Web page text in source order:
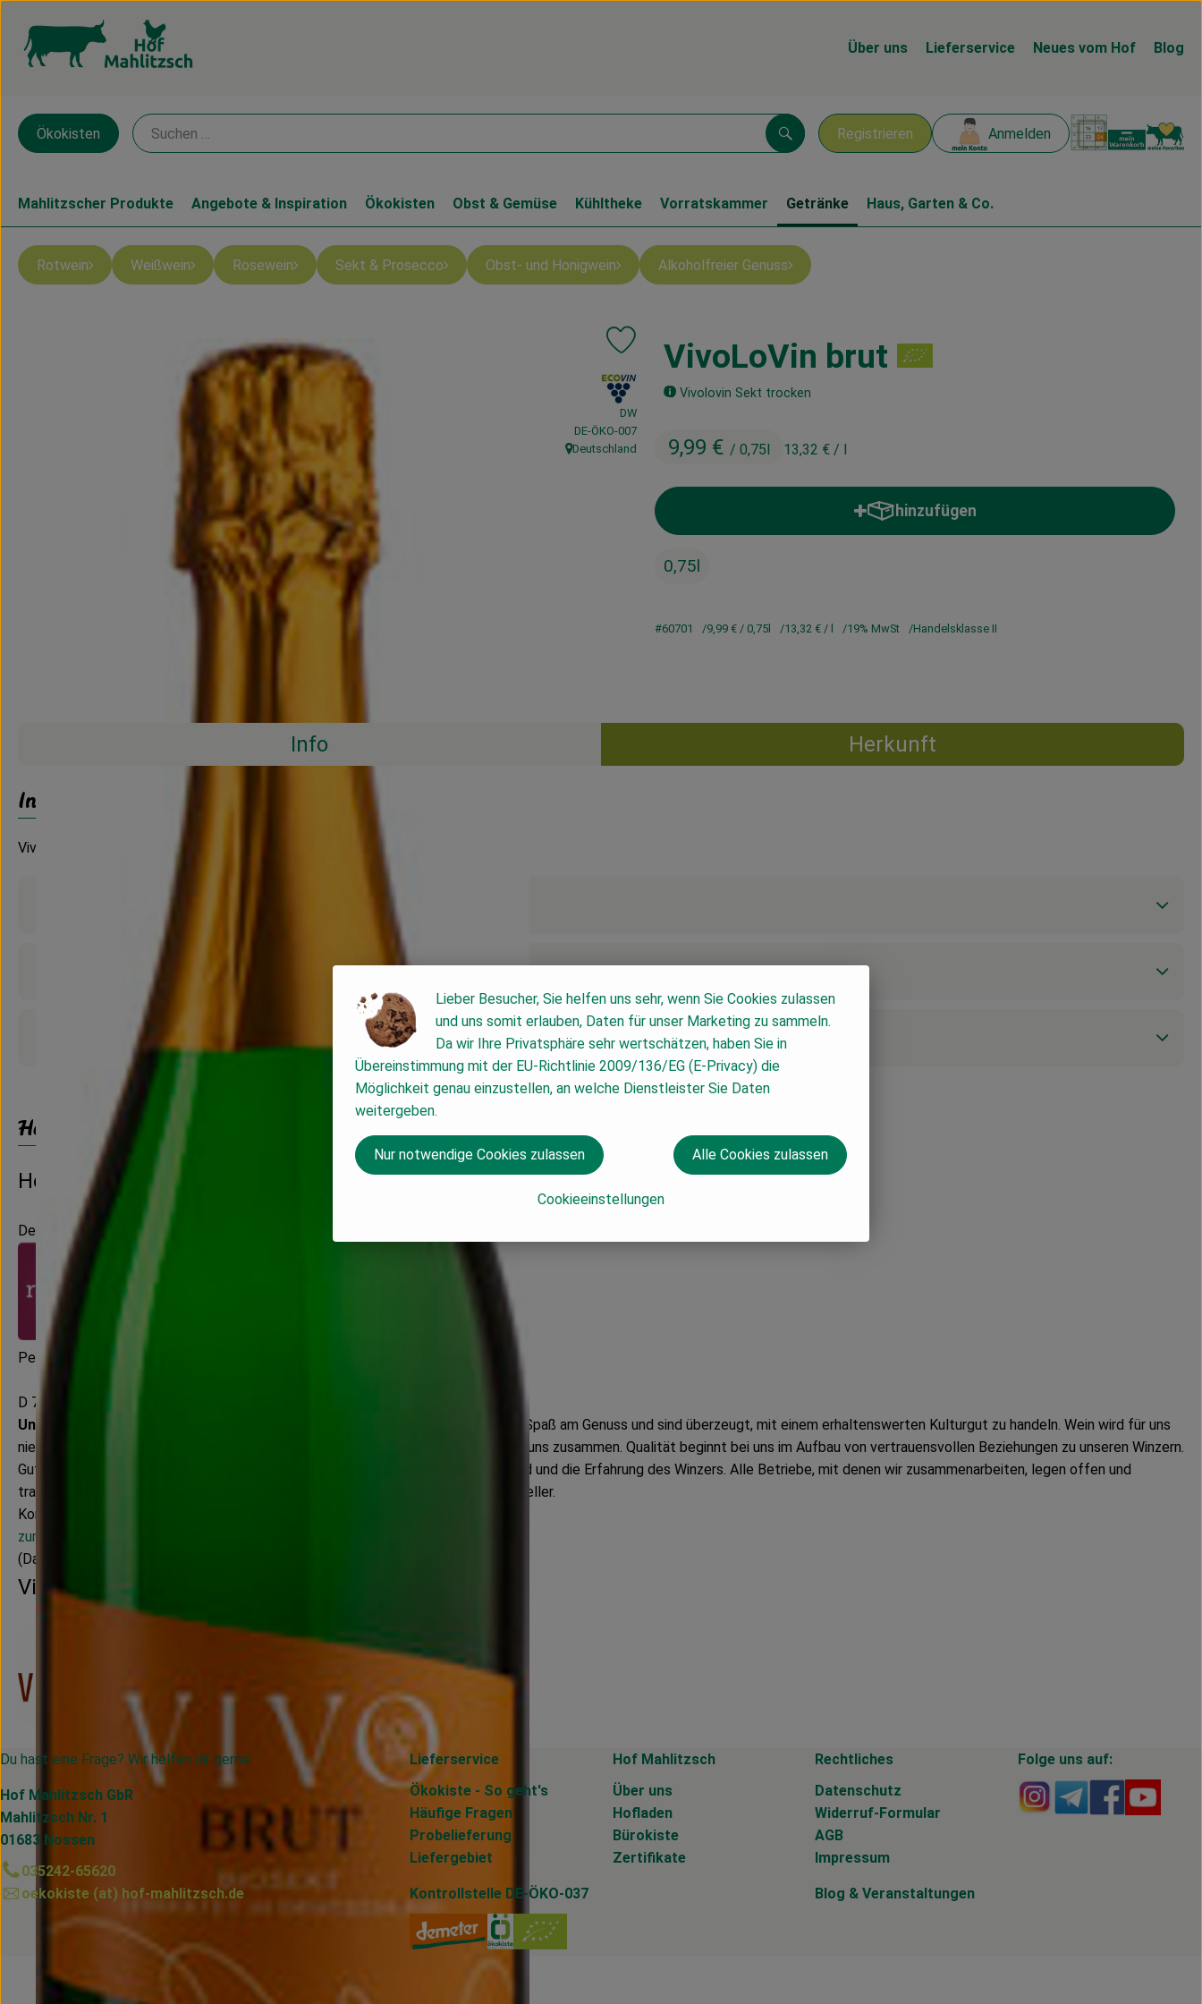
Über uns Lieferservice Neues vom Hof Blog
Registrieren Anmelden
Suchen
Ökokisten
Mahlitzscher Produkte Angebote & Inspiration Ökokisten Obst & Gemüse Kühltheke Vorratskammer Getränke Haus, Garten & Co.
Rotwein Weißwein Rosewein Sekt & Prosecco Obst- und Honigwein Alkoholfreier Genuss
VivoLoVin brut
Vivolovin Sekt trocken
9,99 € / 0,75l 13,32 € / l
Produkt zu Favouriten hinzufügen
, Verband:
DW
, Kontrollstelle:
DE-ÖKO-007
, Herkunft:
Deutschland
hinzufügen
Produkt zum Warenkorb hinzufügen
0,75l
#60701 9,99 € / 0,75l 13,32 € / l 19% MwSt Handelsklasse II
Info Herkunft
Info
Vivolovin Sekt trocken
Produktdatenblatt
Herkunft
Hersteller: Albet i Noya - San Pau d´Ordal
Deutschland
Peter Riegel Weinimport GmbH
D 78359 Orsingen
Unser Verständnis von Qualität
Wir sind leidenschaftliche Weinfreunde, haben Spaß am Genuss und sind überzeugt, mit einem erhaltenswerten Kulturgut zu handeln. Wein wird für uns
nie ein seelenloser Massenartikel sein. Ökologie, Qualität und Genuss gehören für uns zusammen. Qualität beginnt bei uns im Aufbau von vertrauensvollen Beziehungen zu unseren Winzern.
Gute Weine entstehen im Weinberg, in einem intakten Lebensraum, durch die Hand und die Erfahrung des Winzers. Alle Betriebe, mit denen wir zusammenarbeiten, legen offen und
transparent ihre Methoden und Techniken dar - sowohl im Weinberg als auch im Keller.
Kontrollnummer D-BW-1-6097-BCD
zur WebSite
(Daten von Ecoinform)
VivoLoVin
Du hast eine Frage? Wir helfen dir gerne:
Hof Mahlitzsch GbR
Mahlitzsch Nr. 1
01683 Nossen
035242-65620
oekokiste (at) hof-mahlitzsch.de
Lieferservice
Ökokiste - So geht's
Häufige Fragen
Probelieferung
Liefergebiet
Hof Mahlitzsch
Über uns
Hofladen
Bürokiste
Zertifikate
Rechtliches
Datenschutz
Widerruf-Formular
AGB
Impressum
Folge uns auf:
Externer Link zu
Externer Link
Externer
Kontrollstelle DE-ÖKO-037 Blog & Veranstaltungen
Lieber Besucher, Sie helfen uns sehr, wenn Sie Cookies zulassen
und uns somit erlauben, Daten für unser Marketing zu sammeln.
Da wir Ihre Privatsphäre sehr wertschätzen, haben Sie in
Übereinstimmung mit der EU-Richtlinie 2009/136/EG (E-Privacy) die
Möglichkeit genau einzustellen, an welche Dienstleister Sie Daten
weitergeben.
Cookieeinstellungen
Nur notwendige Cookies zulassen Alle Cookies zulassen